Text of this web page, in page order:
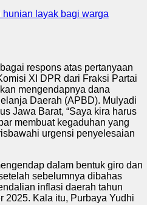
hunian layak bagi warga
respons atas pertanyaan
XI DPR dari Fraksi Partai
mengendapnya dana
Daerah (APBD). Mulyadi
Jawa Barat, “Saya kira harus
membuat kegaduhan yang
urgensi penyelesaian
dalam bentuk giro dan
sebelumnya dibahas
inflasi daerah tahun
2025. Kala itu, Purbaya Yudhi